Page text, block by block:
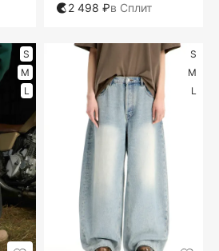
2 498 ₽в Сплит
S
M
L
S
M
L